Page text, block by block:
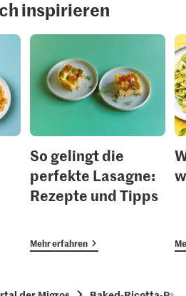
inspirieren
So gelingt die
perfekte Lasagne:
Rezepte und Tipps
Mehr erfahren